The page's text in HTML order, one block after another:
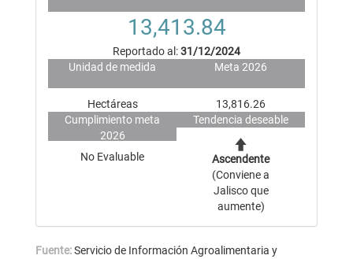
13,413.84
Reportado al:31/12/2024
Unidad de medida
Hectáreas
Meta 2026
13,816.26
Cumplimiento meta
2026
No Evaluable
Tendencia deseable
Ascendente
(Conviene a
Jalisco que
aumente)
Fuente:Servicio de Información Agroalimentaria y